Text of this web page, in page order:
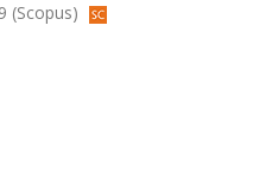
(Scopus)